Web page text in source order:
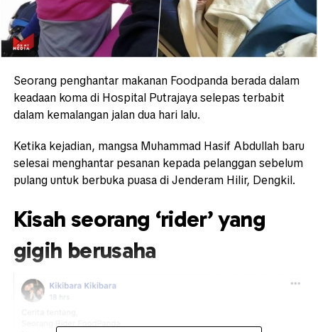
Seorang penghantar makanan Foodpanda berada dalam
keadaan koma di Hospital Putrajaya selepas terbabit
dalam kemalangan jalan dua hari lalu.
Ketika kejadian, mangsa Muhammad Hasif Abdullah baru
selesai menghantar pesanan kepada pelanggan sebelum
pulang untuk berbuka puasa di Jenderam Hilir, Dengkil.
Kisah seorang ‘rider’ yang
gigih berusaha